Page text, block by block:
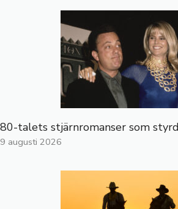
80-talets stjärnromanser som
9 augusti 2026